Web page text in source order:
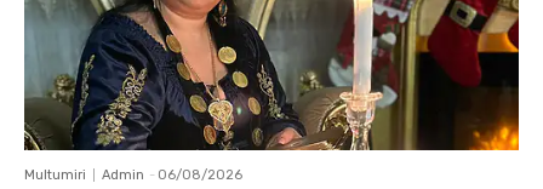
Multumiri Admin - 06/08/2026